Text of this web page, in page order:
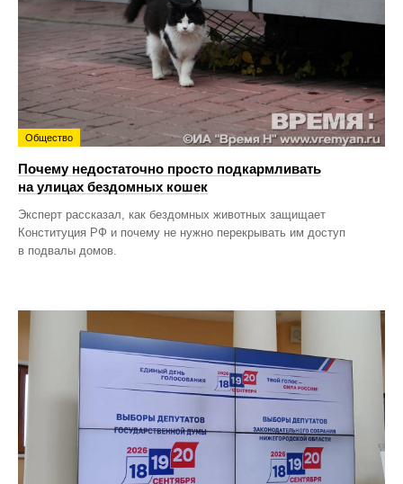
Общество
Почему недостаточно просто подкармливать
на улицах бездомных кошек
Эксперт рассказал, как бездомных животных защищает
Конституция РФ и почему не нужно перекрывать им доступ
в подвалы домов.